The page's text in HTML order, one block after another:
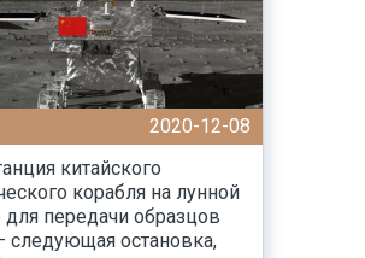
2020-12-08
китайского
корабля на лунной
для передачи образцов
следующая остановка,